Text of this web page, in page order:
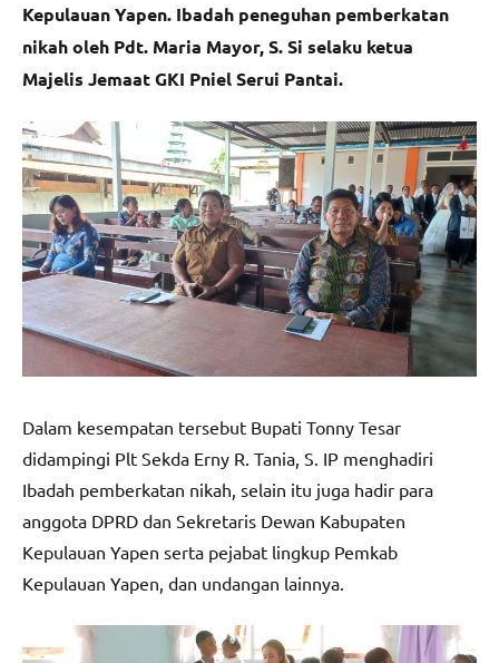
Kepulauan Yapen. Ibadah peneguhan pemberkatan
nikah oleh Pdt. Maria Mayor, S. Si selaku ketua
Majelis Jemaat GKI Pniel Serui Pantai.
Dalam kesempatan tersebut Bupati Tonny Tesar
didampingi Plt Sekda Erny R. Tania, S. IP menghadiri
Ibadah pemberkatan nikah, selain itu juga hadir para
anggota DPRD dan Sekretaris Dewan Kabupaten
Kepulauan Yapen serta pejabat lingkup Pemkab
Kepulauan Yapen, dan undangan lainnya.